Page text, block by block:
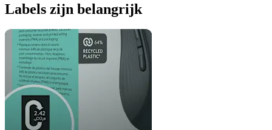
Labels zijn belangrijk